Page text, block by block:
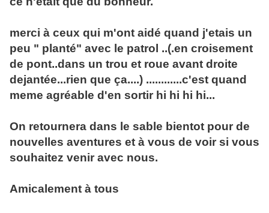
merci à ceux qui m'ont aidé quand j'etais un
peu " planté" avec le patrol ..(.en croisement
de pont..dans un trou et roue avant droite
dejantée...rien que ça....) ............c'est quand
meme agréable d'en sortir hi hi hi hi...
On retournera dans le sable bientot pour de
nouvelles aventures et à vous de voir si vous
souhaitez venir avec nous.
Amicalement à tous